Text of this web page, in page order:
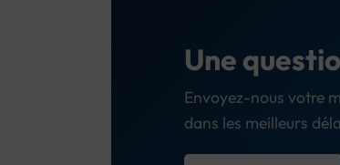
Une
Envoyez-nous votre
dans les meilleurs